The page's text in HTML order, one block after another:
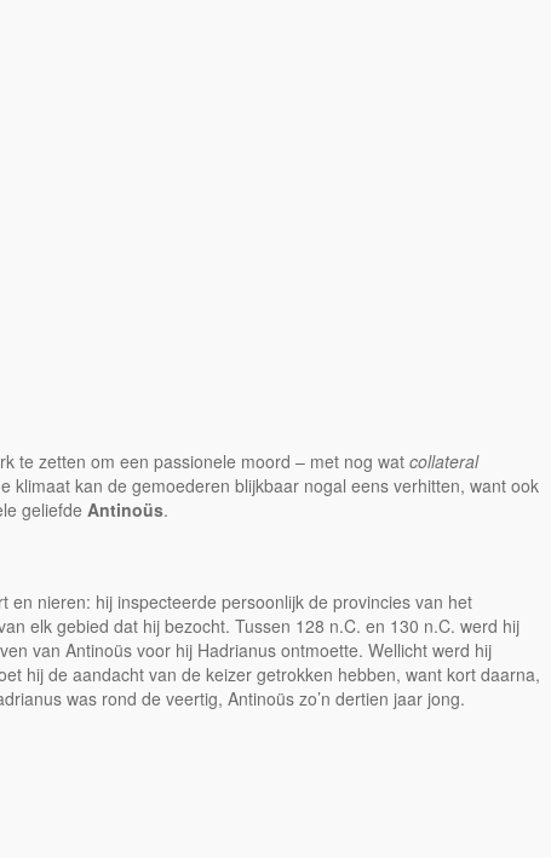
te zetten om een passionele moord – met nog wat collateral
klimaat kan de gemoederen blijkbaar nogal eens verhitten, want ook
geliefde Antinoüs.
nieren: hij inspecteerde persoonlijk de provincies van het
elk gebied dat hij bezocht. Tussen 128 n.C. en 130 n.C. werd hij
van Antinoüs voor hij Hadrianus ontmoette. Wellicht werd hij
hij de aandacht van de keizer getrokken hebben, want kort daarna,
was rond de veertig, Antinoüs zo’n dertien jaar jong.